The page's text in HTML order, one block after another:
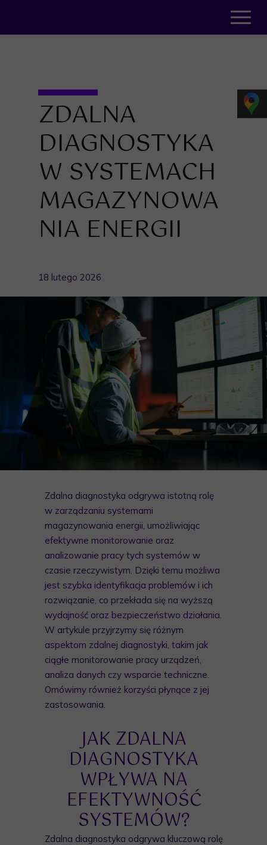
ZDALNA
DIAGNOSTYKA
W SYSTEMACH
MAGAZYNOWA
NIA ENERGII
18 lutego 2026
Zdalna diagnostyka odgrywa istotną rolę
w zarządzaniu systemami
magazynowania energii, umożliwiając
efektywne monitorowanie oraz
analizowanie pracy tych systemów w
czasie rzeczywistym. Dzięki temu możliwa
jest szybka identyfikacja problemów i ich
rozwiązanie, co przekłada się na wyższą
wydajność oraz bezpieczeństwo działania.
W artykule przyjrzymy się różnym
aspektom zdalnej diagnostyki, takim jak
ciągłe monitorowanie pracy urządzeń,
analiza danych czy wsparcie techniczne.
Omówimy również korzyści płynące z jej
zastosowania.
JAK ZDALNA
DIAGNOSTYKA
WPŁYWA NA
EFEKTYWNOŚĆ
SYSTEMÓW?
Zdalna diagnostyka odgrywa kluczową rolę